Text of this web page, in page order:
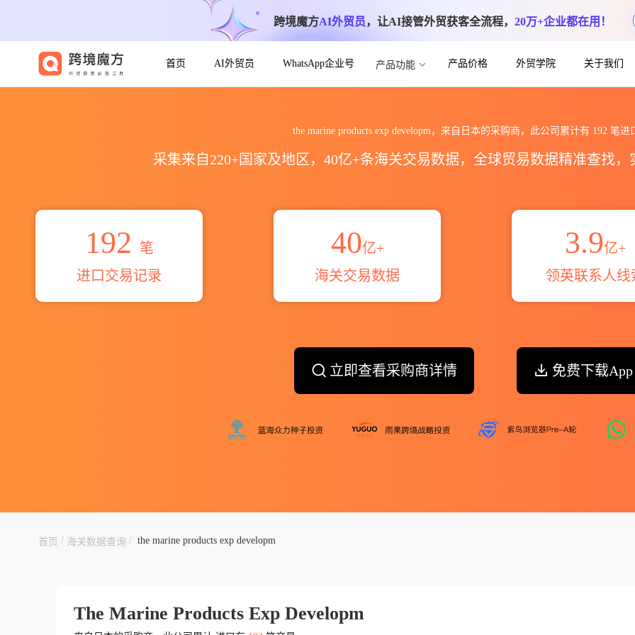
跨境魔方AI外贸员，让AI接管外贸获客全流程， 20万+企业都在用！
首页 AI外贸员 WhatsApp企业号 产品功能 产品价格 外贸学院 关于我们
the marine products exp developm，来自日本的采购商，此公司累计有 192 笔进
采集来自220+国家及地区，40亿+条海关交易数据，全球贸易数据精准查找
192
笔
进口交易记录
40亿+
海关交易数据
3.9亿+
领英联系人线
立即查看采购商详情 免费下载App
首页 / 海关数据查询 / the marine products exp developm
The Marine Products Exp Developm